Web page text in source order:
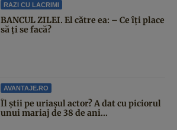
RAZI CU LACRIMI
BANCUL ZILEI. El către ea: – Ce îți place
să ți se facă?
AVANTAJE.RO
Îl știi pe uriașul actor? A dat cu piciorul
unui mariaj de 38 de ani...